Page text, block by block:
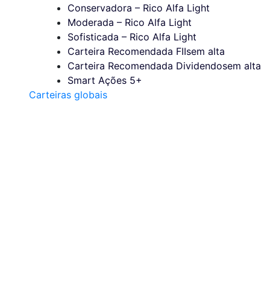
Conservadora – Rico Alfa Light
Moderada – Rico Alfa Light
Sofisticada – Rico Alfa Light
Carteira Recomendada FIIsem alta
Carteira Recomendada Dividendosem alta
Smart Ações 5+
Carteiras globais